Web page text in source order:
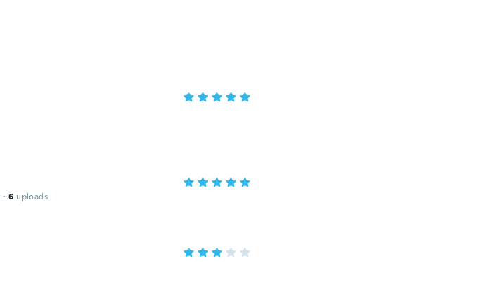
· 6 uploads